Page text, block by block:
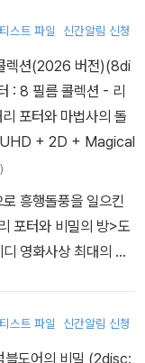
는 '영화 편집게임'수
Rebellion Begins
A Prophecy (13
언이 실현된다!
차드슨을 영국 최고
소재로 한 <싸이렌
기를 묶어서 만든 <오
<4월의 유혹> 등을
이게 된다. 그리고
연한 이 영화는 우연
가는 이야기로 수많은
아카데미 2개부문에
마이크 뉴웰은 알 파
아와 FBI의 대결, 의
스트 파일 신간알림 신청
렉션(2026 버전)(8di
: 8 필름 콜렉션 - 리
포터와 마법사의 돌
UHD + 2D + Magical
흥행돌풍을 일으킨
포터와 비밀의 방>도
영화사상 최대의 흥
외의 대표작으로 자신
:NINE MONTH>와 로
스트 파일 신간알림 신청
도어의 비밀 (2disc: